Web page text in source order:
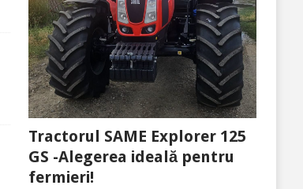
Tractorul SAME Explorer 125
GS -Alegerea ideală pentru
fermieri!